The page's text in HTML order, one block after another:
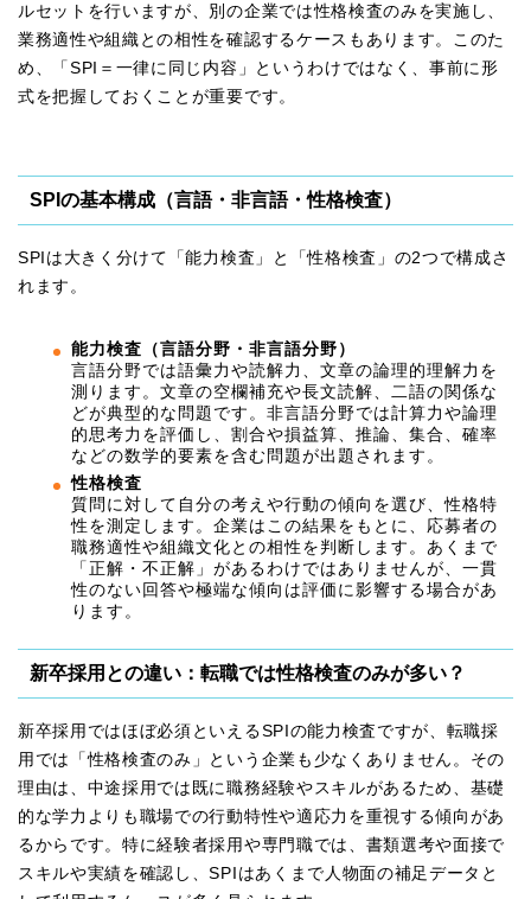
ルセットを行いますが、別の企業では性格検査のみを実施し、
業務適性や組織との相性を確認するケースもあります。このた
め、「SPI＝一律に同じ内容」というわけではなく、事前に形
式を把握しておくことが重要です。
SPIの基本構成（言語・非言語・性格検査）
SPIは大きく分けて「能力検査」と「性格検査」の2つで構成さ
れます。
能力検査（言語分野・非言語分野）
言語分野では語彙力や読解力、文章の論理的理解力を
測ります。文章の空欄補充や長文読解、二語の関係な
どが典型的な問題です。非言語分野では計算力や論理
的思考力を評価し、割合や損益算、推論、集合、確率
などの数学的要素を含む問題が出題されます。
性格検査
質問に対して自分の考えや行動の傾向を選び、性格特
性を測定します。企業はこの結果をもとに、応募者の
職務適性や組織文化との相性を判断します。あくまで
「正解・不正解」があるわけではありませんが、一貫
性のない回答や極端な傾向は評価に影響する場合があ
ります。
新卒採用との違い：転職では性格検査のみが多い？
新卒採用ではほぼ必須といえるSPIの能力検査ですが、転職採
用では「性格検査のみ」という企業も少なくありません。その
理由は、中途採用では既に職務経験やスキルがあるため、基礎
的な学力よりも職場での行動特性や適応力を重視する傾向があ
るからです。特に経験者採用や専門職では、書類選考や面接で
スキルや実績を確認し、SPIはあくまで人物面の補足データと